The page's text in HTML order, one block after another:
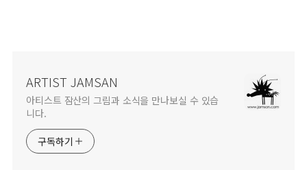
ARTIST JAMSAN
아티스트 잠산의 그림과 소식을 만나보실 수 있습
니다.
구독하기